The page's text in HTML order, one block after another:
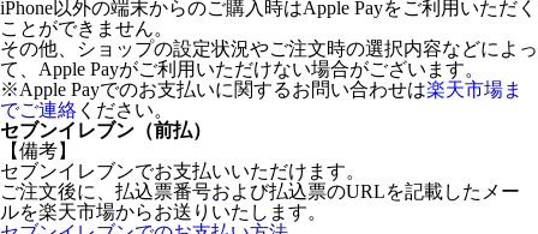
iPhone以外の端末からのご購入時はApple Payをご利用いただく
ことができません。
その他、ショップの設定状況やご注文時の選択内容などによっ
て、Apple Payがご利用いただけない場合がございます。
※Apple Payでのお支払いに関するお問い合わせは楽天市場ま
でご連絡 ください。
セブンイレブン（前払）
【備考】
セブンイレブンでお支払いいただけます。
ご注文後に、払込票番号および払込票のURLを記載したメー
ルを楽天市場からお送りいたします。